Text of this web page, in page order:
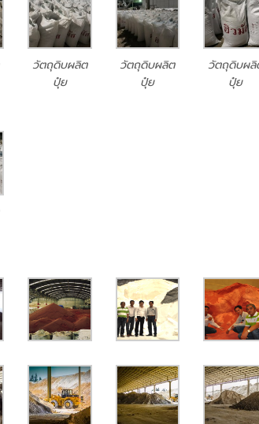
วัตถุดิบผลิต
ปุ๋ย
วัตถุดิบผลิต
ปุ๋ย
วัตถุดิบผ
ปุ๋ย